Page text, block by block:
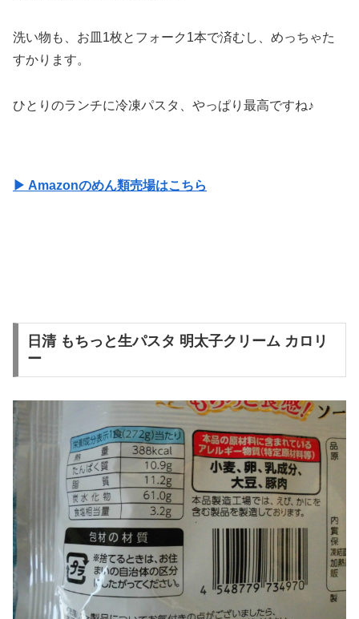
洗い物も、お皿1枚とフォーク1本で済むし、めっちゃた
すかります。
ひとりのランチに冷凍パスタ、やっぱり最高ですね♪
▶ Amazonのめん類売場はこちら
日清 もちっと生パスタ 明太子クリーム カロリ
ー